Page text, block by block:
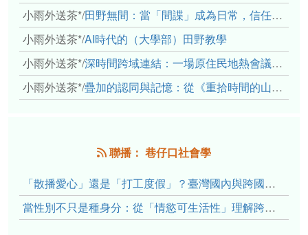
小雨外送茶*/田野無間：當「間諜」成為日常，信任角力下的情感伏流
小雨外送茶*/AI時代的（大學部）田野教學
小雨外送茶*/深時間跨域連結：一場原住民地熱會議的初步觀察
小雨外送茶*/疊加的認同與記憶：從《重拾時間的山語》探討「我們的」立場性(positionality)
聯播： 巷仔口社會學
「散播愛心」還是「打工度假」？臺灣國內與跨國捐卵的利他修辭、金錢動機與身體代價
當性別不只是種身分：從「情慾可生活性」理解跨性別者的身體、慾望與認同探索